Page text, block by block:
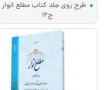
طرح روی جلد کتاب مطلع انوار
ج12